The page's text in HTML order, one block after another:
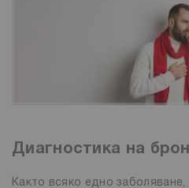
Диагностика на
Както всяко едно